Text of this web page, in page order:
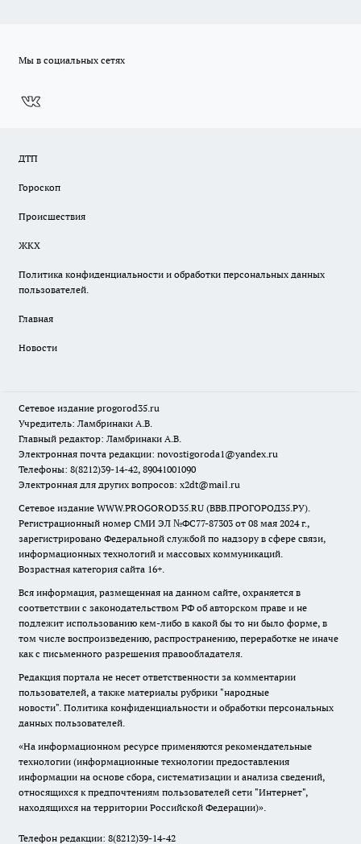
Мы в социальных сетях
ДТП
Гороскоп
Происшествия
ЖКХ
Политика конфиденциальности и обработки персональных данных
пользователей.
Главная
Новости
Сетевое издание progorod35.ru
Учредитель: Ламбринаки А.В.
Главный редактор: Ламбринаки А.В.
Электронная почта редакции: novostigoroda1@yandex.ru
Телефоны: 8(8212)39-14-42, 89041001090
Электронная для других вопросов: x2dt@mail.ru
Сетевое издание WWW.PROGOROD35.RU (ВВВ.ПРОГОРОД35.РУ).
Регистрационный номер СМИ ЭЛ №ФС77-87303 от 08 мая 2024 г.,
зарегистрировано Федеральной службой по надзору в сфере связи,
информационных технологий и массовых коммуникаций.
Возрастная категория сайта 16+.
Вся информация, размещенная на данном сайте, охраняется в
соответствии с законодательством РФ об авторском праве и не
подлежит использованию кем-либо в какой бы то ни было форме, в
том числе воспроизведению, распространению, переработке не иначе
как с письменного разрешения правообладателя.
Редакция портала не несет ответственности за комментарии
пользователей, а также материалы рубрики "народные
новости". Политика конфиденциальности и обработки персональных
данных пользователей.
«На информационном ресурсе применяются рекомендательные
технологии (информационные технологии предоставления
информации на основе сбора, систематизации и анализа сведений,
относящихся к предпочтениям пользователей сети "Интернет",
находящихся на территории Российской Федерации)».
Телефон редакции: 8(8212)39-14-42